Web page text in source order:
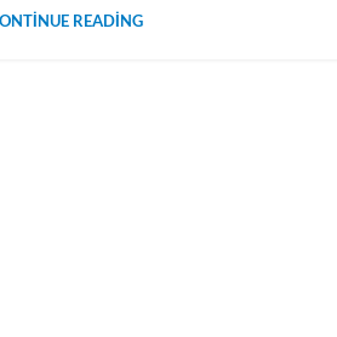
READING